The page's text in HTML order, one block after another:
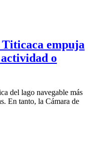
empuja
o
del lago navegable más
En tanto, la Cámara de